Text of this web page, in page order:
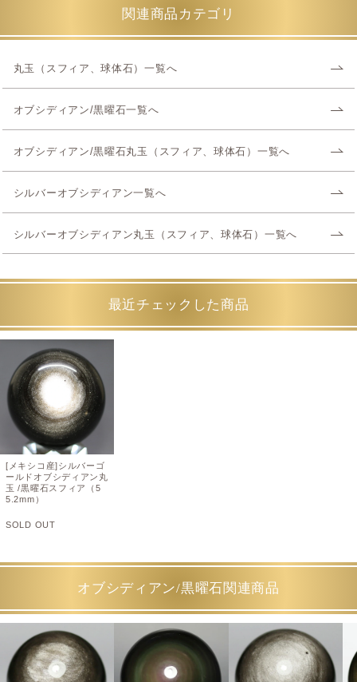
関連商品カテゴリ
丸玉（スフィア、球体石）一覧へ
オブシディアン/黒曜石一覧へ
オブシディアン/黒曜石丸玉（スフィア、球体石）一覧へ
シルバーオブシディアン一覧へ
シルバーオブシディアン丸玉（スフィア、球体石）一覧へ
最近チェックした商品
[メキシコ産]シルバーゴ
ールドオブシディアン丸
玉 /黒曜石スフィア（5
5.2mm）
SOLD OUT
オブシディアン/黒曜石関連商品